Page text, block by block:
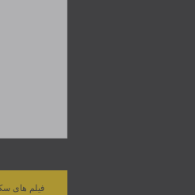
فیلم های